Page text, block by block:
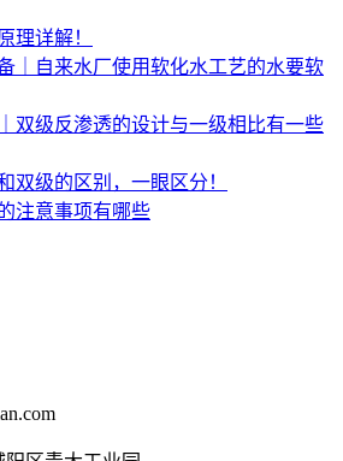
理详解！
｜自来水厂使用软化水工艺的水要软
双级反渗透的设计与一级相比有一些
双级的区别，一眼区分！
注意事项有哪些